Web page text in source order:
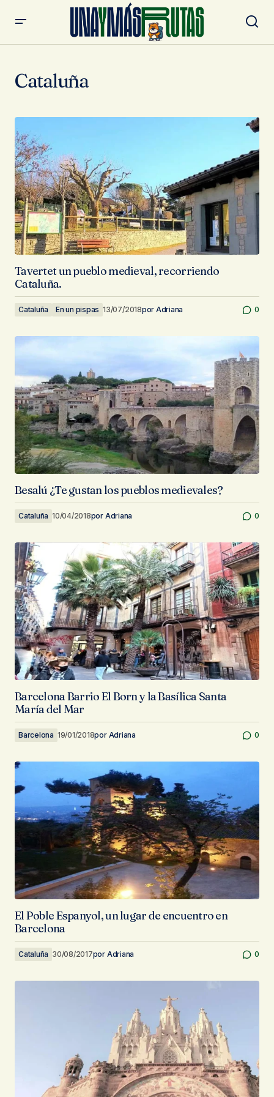
Cataluña
Tavertet un pueblo medieval, recorriendo
Cataluña.
Cataluña En un pispas 13/07/2018por Adriana 0
Besalú ¿Te gustan los pueblos medievales?
Cataluña 10/04/2018por Adriana 0
Barcelona Barrio El Born y la Basílica Santa
María del Mar
Barcelona 19/01/2018por Adriana 0
El Poble Espanyol, un lugar de encuentro en
Barcelona
Cataluña 30/08/2017por Adriana 0